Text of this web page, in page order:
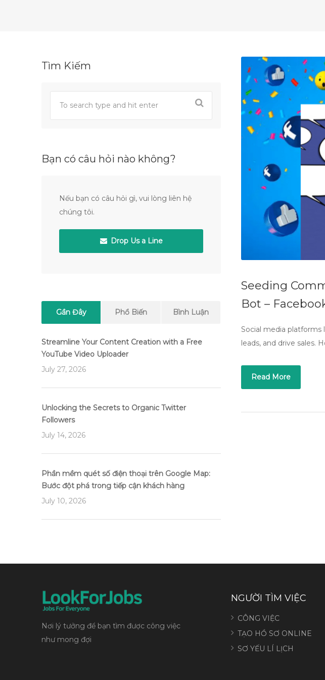
Seeding
Bot –
Social media platforms
leads, and drive sales.
Read More
Tìm Kiếm
Bạn có câu hỏi nào không?
Nếu bạn có câu hỏi gì, vui lòng liên hệ
chúng tôi.
Drop Us a Line
Gần Đây Phổ Biến Bình Luận
Streamline Your Content Creation with a Free
YouTube Video Uploader
July 27, 2026
Unlocking the Secrets to Organic Twitter
Followers
July 14, 2026
Phần mềm quét số điện thoại trên Google Map:
Bước đột phá trong tiếp cận khách hàng
July 10, 2026
Nơi lý tưởng để bạn tìm được công việc
như mong đợi
NGƯỜI TÌM VIỆC
CÔNG VIỆC
TẠO HỒ SƠ ONLINE
SƠ YẾU LÍ LỊCH